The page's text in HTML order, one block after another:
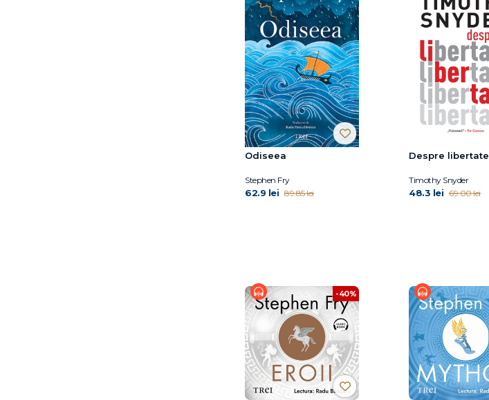
Odiseea
Stephen Fry
62.9 lei 89.85 lei
Despre libertate
Timothy Snyder
48.3 lei 69.00 lei
-40%